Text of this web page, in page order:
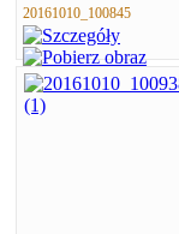
20161010_100845